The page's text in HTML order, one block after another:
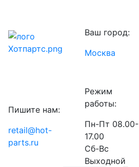
Ваш город:
Москва
Пишите нам:
retail@hot-
parts.ru
Режим
работы:
Пн-Пт 08.00-
17.00
Сб-Вс
Выходной